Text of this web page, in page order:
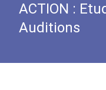
ACTION :
Auditions